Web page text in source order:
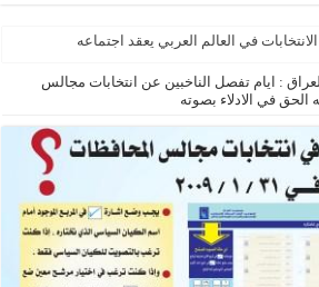
في العالم العربي يعقد اجتماعه
العراق : ايام تفصل الناخبين عن انتخابات مجالس